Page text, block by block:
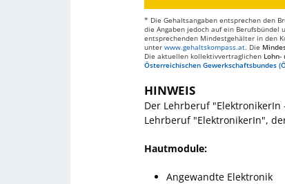
* Die Gehaltsangaben entsprechen den
die Angaben jedoch auf ein Berufsbündel
entsprechenden Mindestgehälter in den
unter www.gehaltskompass.at. Die
Die aktuellen kollektivvertraglichen
Österreichischen Gewerkschaftsbundes
HINWEIS
Der Lehrberuf
Lehrberuf "ElektronikerIn",
Hautmodule:
Angewandte Elektronik